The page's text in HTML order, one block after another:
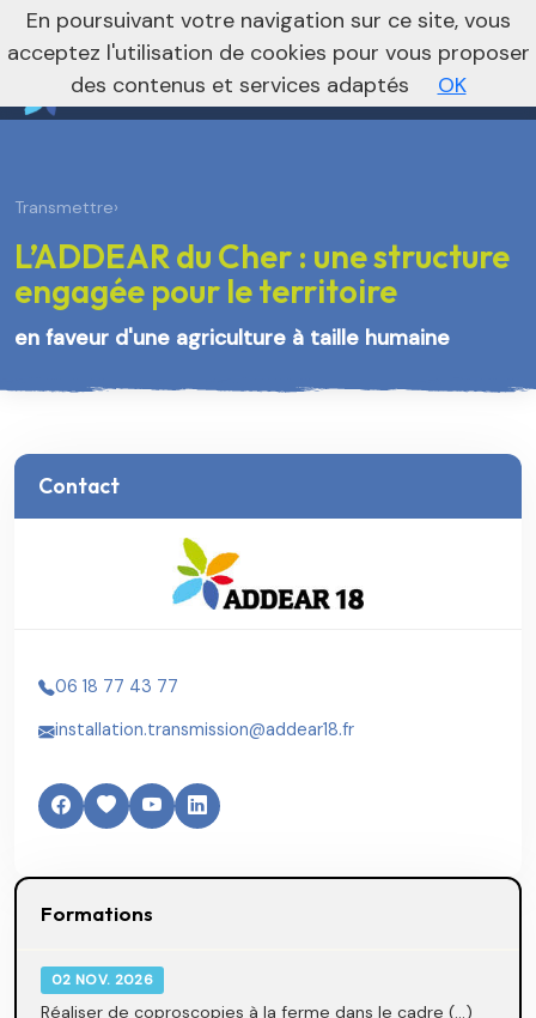
Vers le site régional Vers le site national
nivo_2026: 1
Transmettre›
L’ADDEAR du Cher : une structure
engagée pour le territoire
en faveur d'une agriculture à taille humaine
Contact
06 18 77 43 77
installation.transmission@addear18.fr
Formations
02 NOV. 2026
Réaliser de coproscopies à la ferme dans le cadre (...)
En poursuivant votre navigation sur ce site, vous
acceptez l'utilisation de cookies pour vous proposer
des contenus et services adaptés
OK